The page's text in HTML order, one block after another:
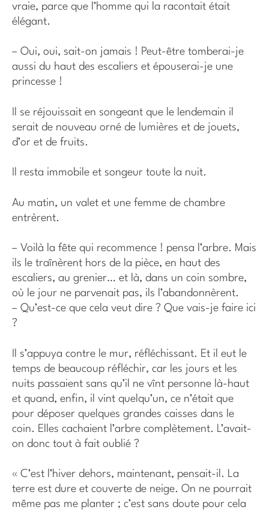
vraie, parce que l’homme qui la racontait était
élégant.
– Oui, oui, sait-on jamais ! Peut-être tomberai-je
aussi du haut des escaliers et épouserai-je une
princesse !
Il se réjouissait en songeant que le lendemain il
serait de nouveau orné de lumières et de jouets,
d’or et de fruits.
Il resta immobile et songeur toute la nuit.
Au matin, un valet et une femme de chambre
entrèrent.
– Voilà la fête qui recommence ! pensa l’arbre. Mais
ils le traînèrent hors de la pièce, en haut des
escaliers, au grenier… et là, dans un coin sombre,
où le jour ne parvenait pas, ils l’abandonnèrent.
– Qu’est-ce que cela veut dire ? Que vais-je faire ici
?
Il s’appuya contre le mur, réfléchissant. Et il eut le
temps de beaucoup réfléchir, car les jours et les
nuits passaient sans qu’il ne vînt personne là-haut
et quand, enfin, il vint quelqu’un, ce n’était que
pour déposer quelques grandes caisses dans le
coin. Elles cachaient l’arbre complètement. L’avait-
on donc tout à fait oublié ?
« C’est l’hiver dehors, maintenant, pensait-il. La
terre est dure et couverte de neige. On ne pourrait
même pas me planter ; c’est sans doute pour cela